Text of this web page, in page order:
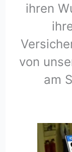
ihren
von
am